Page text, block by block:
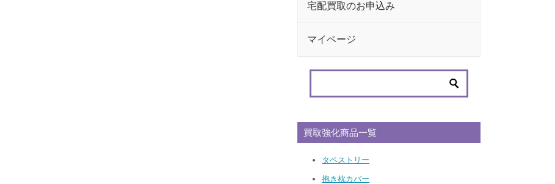
宅配買取のお申込み
マイページ
買取強化商品一覧
タペストリー
抱き枕カバー